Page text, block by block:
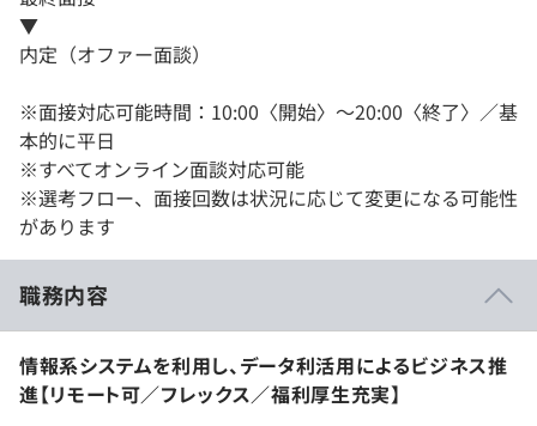
▼
内定（オファー面談）
※面接対応可能時間：10:00〈開始〉～20:00〈終了〉／基
本的に平日
※すべてオンライン面談対応可能
※選考フロー、面接回数は状況に応じて変更になる可能性
があります
職務内容
情報系システムを利用し、データ利活用によるビジネス推
進【リモート可／フレックス／福利厚生充実】